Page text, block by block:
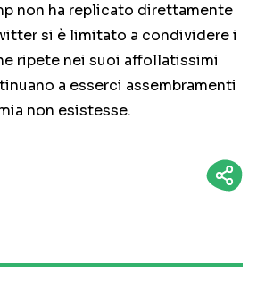
non ha replicato direttamente
si è limitato a condividere i
ripete nei suoi affollatissimi
a esserci assembramenti
non esistesse.